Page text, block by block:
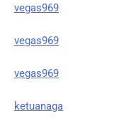
vegas969
vegas969
vegas969
ketuanaga